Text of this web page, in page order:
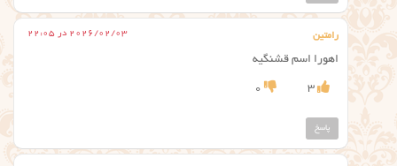
رامتین 2026/02/03 در 22:05
اهورا اسم قشنگیه
3
0
پاسخ